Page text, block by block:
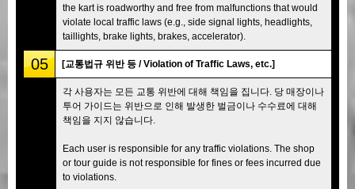
the kart is roadworthy and free from malfunctions that would
violate local traffic laws (e.g., side signal lights, headlights,
taillights, brake lights, brakes, accelerator).
05 [교통법규 위반 등 / Violation of Traffic Laws, etc.]
각 사용자는 모든 교통 위반에 대해 책임을 집니다. 당 매장이나
투어 가이드는 위반으로 인해 발생한 벌금이나 수수료에 대해
책임을 지지 않습니다.
Each user is responsible for any traffic violations. The shop
or tour guide is not responsible for fines or fees incurred due
to violations.